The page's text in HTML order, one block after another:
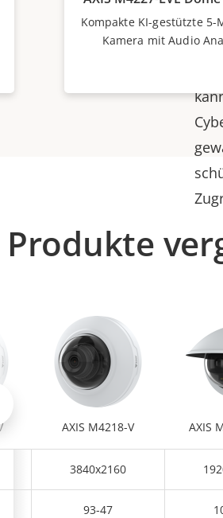
Kompakte KI-gestützte 5-
Kamera mit Audio
Produkte
Nach links scrollen
AXIS M4218-V AXIS
3840x2160
93-47